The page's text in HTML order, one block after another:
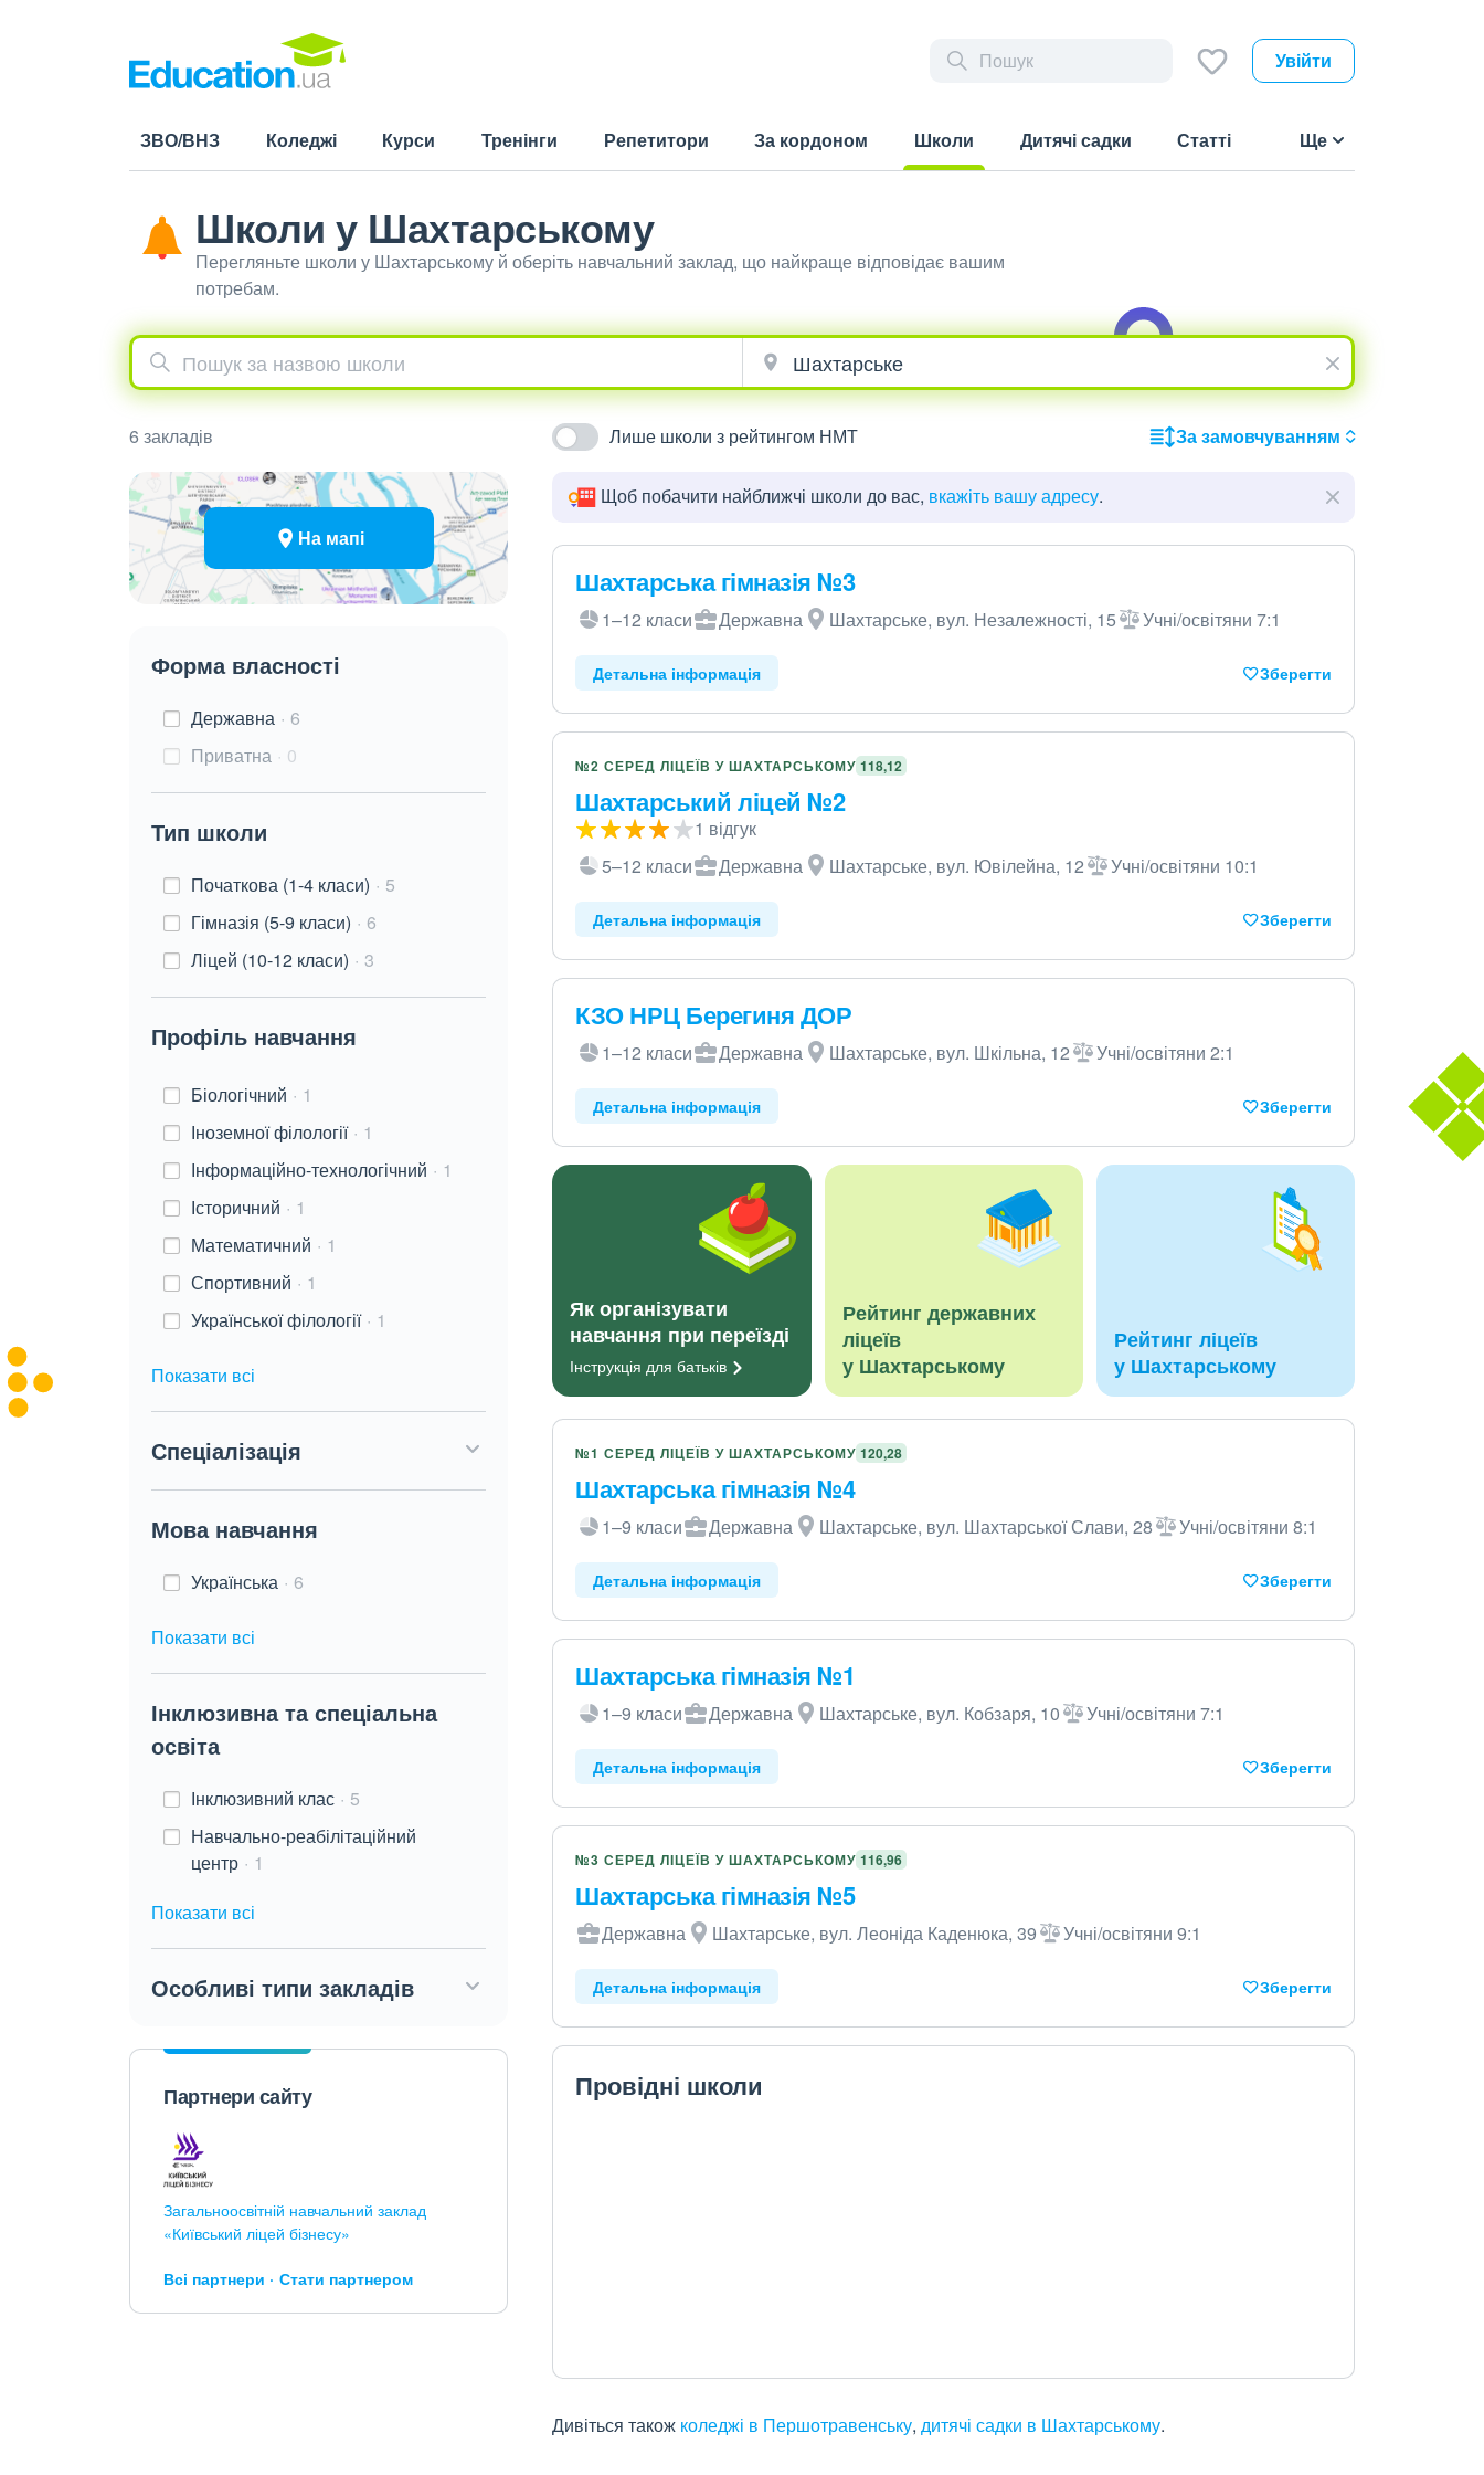
Увійти
ЗВО/ВНЗ Коледжі Курси Тренінги Репетитори За кордоном
Школи
Дитячі садки Статті Ще
Школи у Шахтарському
Перегляньте школи у Шахтарському й оберіть навчальний заклад, що найкраще відповідає вашим
потребам.
6 закладів Лише школи з рейтингом НМТ За замовчуванням
На мапі
Форма власності
Державна
6
Приватна
0
Тип школи
Початкова (1-4 класи)
5
Гімназія (5-9 класи)
6
Ліцей (10-12 класи)
3
Профіль навчання
Біологічний
1
Іноземної філології
1
Інформаційно-технологічний
1
Історичний
1
Математичний
1
Спортивний
1
Української філології
1
Показати всі
Спеціалізація
Мова навчання
Українська 6
Показати всі
Інклюзивна та спеціальна
освіта
Інклюзивний клас
5
Навчально-реабілітаційний
центр
1
Показати всі
Особливі типи закладів
Партнери сайту
Загальноосвітній навчальний заклад
«Київський ліцей бізнесу»
Всі партнери Стати партнером
Щоб побачити найближчі школи до вас, вкажіть вашу адресу.
Шахтарська гімназія №3
1–12 класи Державна Шахтарське, вул. Незалежності, 15 Учні/освітяни 7:1
Детальна інформація Зберегти
№2 СЕРЕД ЛІЦЕЇВ У ШАХТАРСЬКОМУ 118,12
Шахтарський ліцей №2
1 відгук
5–12 класи
Державна Шахтарське, вул. Ювілейна, 12 Учні/освітяни 10:1
Детальна інформація Зберегти
КЗО НРЦ Берегиня ДОР
1–12 класи Державна Шахтарське, вул. Шкільна, 12 Учні/освітяни 2:1
Детальна інформація Зберегти
Як організувати
навчання при переїзді
Інструкція длябатьків
Рейтинг державних
ліцеїв
у Шахтарському
Рейтинг ліцеїв
у Шахтарському
№1 СЕРЕД ЛІЦЕЇВ У ШАХТАРСЬКОМУ 120,28
Шахтарська гімназія №4
1–9 класи Державна Шахтарське, вул. Шахтарської Слави, 28 Учні/освітяни 8:1
Детальна інформація Зберегти
Шахтарська гімназія №1
1–9 класи Державна Шахтарське, вул. Кобзаря, 10 Учні/освітяни 7:1
Детальна інформація Зберегти
№3 СЕРЕД ЛІЦЕЇВ У ШАХТАРСЬКОМУ 116,96
Шахтарська гімназія №5
Державна Шахтарське, вул. Леоніда Каденюка, 39 Учні/освітяни 9:1
Детальна інформація Зберегти
Провідні школи
Дивіться також коледжі в Першотравенську,дитячі садки в Шахтарському.